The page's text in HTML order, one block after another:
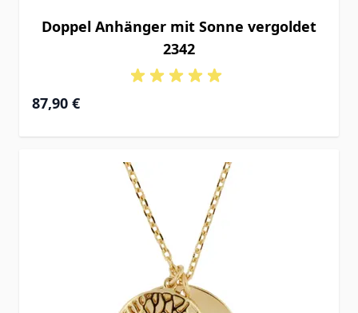
Doppel Anhänger mit Sonne vergoldet
2342
87,90 €